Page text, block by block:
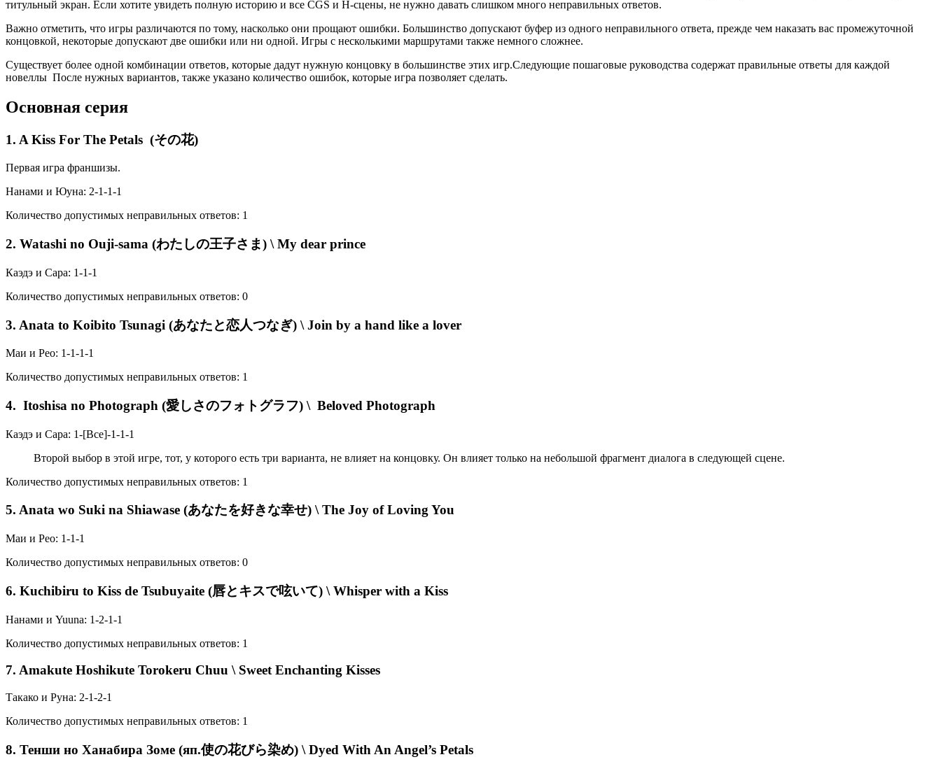
титульный экран. Если хотите увидеть полную историю и все CGS и H-сцены, не нужно давать слишком много неправильных ответов.
Важно отметить, что игры различаются по тому, насколько они прощают ошибки. Большинство допускают буфер из одного неправильного ответа, прежде чем наказать вас промежуточной
концовкой, некоторые допускают две ошибки или ни одной. Игры с несколькими маршрутами также немного сложнее.
Существует более одной комбинации ответов, которые дадут нужную концовку в большинстве этих игр.Следующие пошаговые руководства содержат правильные ответы для каждой
новеллы После нужных вариантов, также указано количество ошибок, которые игра позволяет сделать.
Основная серия
1. A Kiss For The Petals (その花)
Первая игра франшизы.
Нанами и Юуна: 2-1-1-1
Количество допустимых неправильных ответов: 1
2. Watashi no Ouji-sama (わたしの王子さま) \ My dear prince
Каэдэ и Сара: 1-1-1
Количество допустимых неправильных ответов: 0
3. Anata to Koibito Tsunagi (あなたと恋人つなぎ) \ Join by a hand like a lover
Маи и Рео: 1-1-1-1
Количество допустимых неправильных ответов: 1
4. Itoshisa no Photograph (愛しさのフォトグラフ) \ Beloved Photograph
Каэдэ и Сара: 1-[Все]-1-1-1
Второй выбор в этой игре, тот, у которого есть три варианта, не влияет на концовку. Он влияет только на небольшой фрагмент диалога в следующей сцене.
Количество допустимых неправильных ответов: 1
5. Anata wo Suki na Shiawase (あなたを好きな幸せ) \ The Joy of Loving You
Маи и Рео: 1-1-1
Количество допустимых неправильных ответов: 0
6. Kuchibiru to Kiss de Tsubuyaite (唇とキスで呟いて) \ Whisper with a Kiss
Нанами и Yuuna: 1-2-1-1
Количество допустимых неправильных ответов: 1
7. Amakute Hoshikute Torokeru Chuu \ Sweet Enchanting Kisses
Такако и Руна: 2-1-2-1
Количество допустимых неправильных ответов: 1
8. Тенши но Ханабира Зоме (яп.使の花びら染め) \ Dyed With An Angel’s Petals